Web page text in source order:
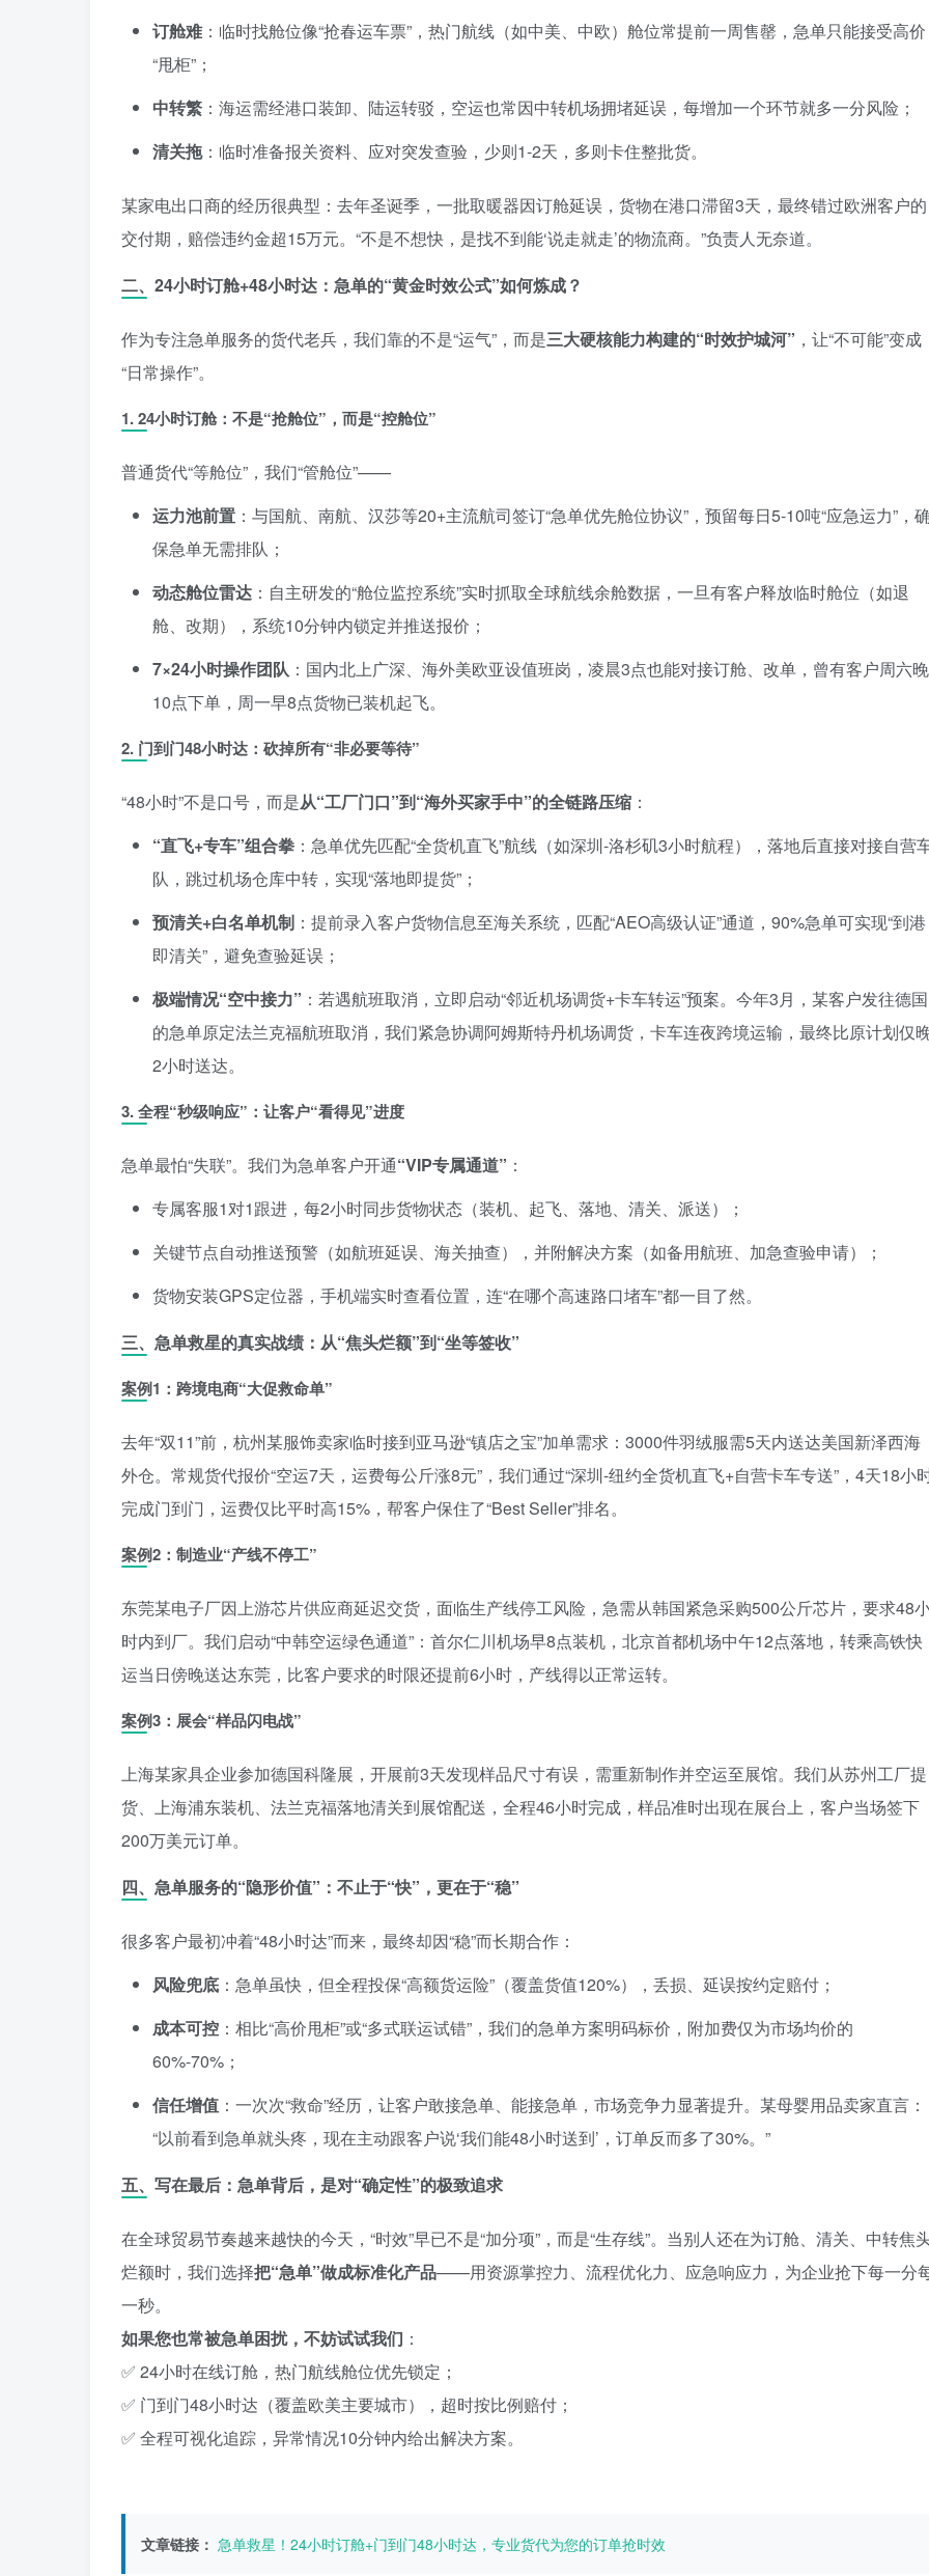
订舱难：临时找舱位像“抢春运车票”，热门航线（如中美、中欧）舱位常提前一周售罄，急单只能接受高价
“甩柜”；
中转繁 ：海运需经港口装卸、陆运转驳，空运也常因中转机场拥堵延误，每增加一个环节就多一分风险；
清关拖：临时准备报关资料、应对突发查验，少则1-2天，多则卡住整批货。
某家电出口商的经历很典型：去年圣诞季，一批取暖器因订舱延误，货物在港口滞留3天，最终错过欧洲客户的
交付期，赔偿违约金超15万元。“不是不想快，是找不到能‘说走就走’的物流商。”负责人无奈道。
二、24小时订舱+48小时达：急单的“黄金时效公式”如何炼成？
作为专注急单服务的货代老兵，我们靠的不是“运气”，而是三大硬核能力构建的“时效护城河” ，让“不可能”变成
“日常操作”。
1.24小时订舱：不是“抢舱位”，而是“控舱位”
普通货代“等舱位”，我们“管舱位”——
运力池前置 ：与国航、南航、汉莎等20+主流航司签订“急单优先舱位协议”，预留每日5-10吨“应急运力”，
保急单无需排队；
动态舱位雷达 ：自主研发的“舱位监控系统”实时抓取全球航线余舱数据，一旦有客户释放临时舱位（如退
舱、改期），系统10分钟内锁定并推送报价；
7×24小时操作团队 ：国内北上广深、海外美欧亚设值班岗，凌晨3点也能对接订舱、改单，曾有客户周六晚
10点下单，周一早8点货物已装机起飞。
2. 门到门48小时达：砍掉所有“非必要等待”
“48小时”不是口号，而是从“工厂门口”到“海外买家手中”的全链路压缩 ：
“直飞+专车”组合拳 ：急单优先匹配“全货机直飞”航线（如深圳-洛杉矶3小时航程），落地后直接对接自营
队，跳过机场仓库中转，实现“落地即提货”；
预清关+白名单机制 ：提前录入客户货物信息至海关系统，匹配“AEO高级认证”通道，90%急单可实现“到港
即清关”，避免查验延误；
极端情况“空中接力” ：若遇航班取消，立即启动“邻近机场调货+卡车转运”预案。今年3月，某客户发往德国
的急单原定法兰克福航班取消，我们紧急协调阿姆斯特丹机场调货，卡车连夜跨境运输，最终比原计划仅
2小时送达。
3.全程“秒级响应”：让客户“看得见”进度
急单最怕“失联”。我们为急单客户开通“VIP专属通道” ：
专属客服1对1跟进，每2小时同步货物状态（装机、起飞、落地、清关、派送）；
关键节点自动推送预警（如航班延误、海关抽查），并附解决方案（如备用航班、加急查验申请）；
货物安装GPS定位器，手机端实时查看位置，连“在哪个高速路口堵车”都一目了然。
三、急单救星的真实战绩：从“焦头烂额”到“坐等签收”
案例1：跨境电商“大促救命单”
去年“双11”前，杭州某服饰卖家临时接到亚马逊“镇店之宝”加单需求：3000件羽绒服需5天内送达美国新泽西海
外仓。常规货代报价“空运7天，运费每公斤涨8元”，我们通过“深圳-纽约全货机直飞+自营卡车专送”，4天18小
完成门到门，运费仅比平时高15%，帮客户保住了“Best Seller”排名。
案例2：制造业“产线不停工”
东莞某电子厂因上游芯片供应商延迟交货，面临生产线停工风险，急需从韩国紧急采购500公斤芯片，要求48
时内到厂。我们启动“中韩空运绿色通道”：首尔仁川机场早8点装机，北京首都机场中午12点落地，转乘高铁快
运当日傍晚送达东莞，比客户要求的时限还提前6小时，产线得以正常运转。
案例3：展会“样品闪电战”
上海某家具企业参加德国科隆展，开展前3天发现样品尺寸有误，需重新制作并空运至展馆。我们从苏州工厂提
货、上海浦东装机、法兰克福落地清关到展馆配送，全程46小时完成，样品准时出现在展台上，客户当场签下
200万美元订单。
四、急单服务的“隐形价值”：不止于“快”，更在于“稳”
很多客户最初冲着“48小时达”而来，最终却因“稳”而长期合作：
风险兜底 ：急单虽快，但全程投保“高额货运险”（覆盖货值120%），丢损、延误按约定赔付；
成本可控 ：相比“高价甩柜”或“多式联运试错”，我们的急单方案明码标价，附加费仅为市场均价的
60%-70%；
信任增值 ：一次次“救命”经历，让客户敢接急单、能接急单，市场竞争力显著提升。某母婴用品卖家直言：
“以前看到急单就头疼，现在主动跟客户说‘我们能48小时送到’，订单反而多了30%。”
五、写在最后：急单背后，是对“确定性”的极致追求
在全球贸易节奏越来越快的今天，“时效”早已不是“加分项”，而是“生存线”。当别人还在为订舱、清关、中转焦
烂额时，我们选择把“急单”做成标准化产品——用资源掌控力、流程优化力、应急响应力，为企业抢下每一分
一秒。
如果您也常被急单困扰，不妨试试我们 ：
✅ 24小时在线订舱，热门航线舱位优先锁定；
✅ 门到门48小时达（覆盖欧美主要城市），超时按比例赔付；
✅ 全程可视化追踪，异常情况10分钟内给出解决方案。
文章链接： 急单救星！24小时订舱+门到门48小时达，专业货代为您的订单抢时效